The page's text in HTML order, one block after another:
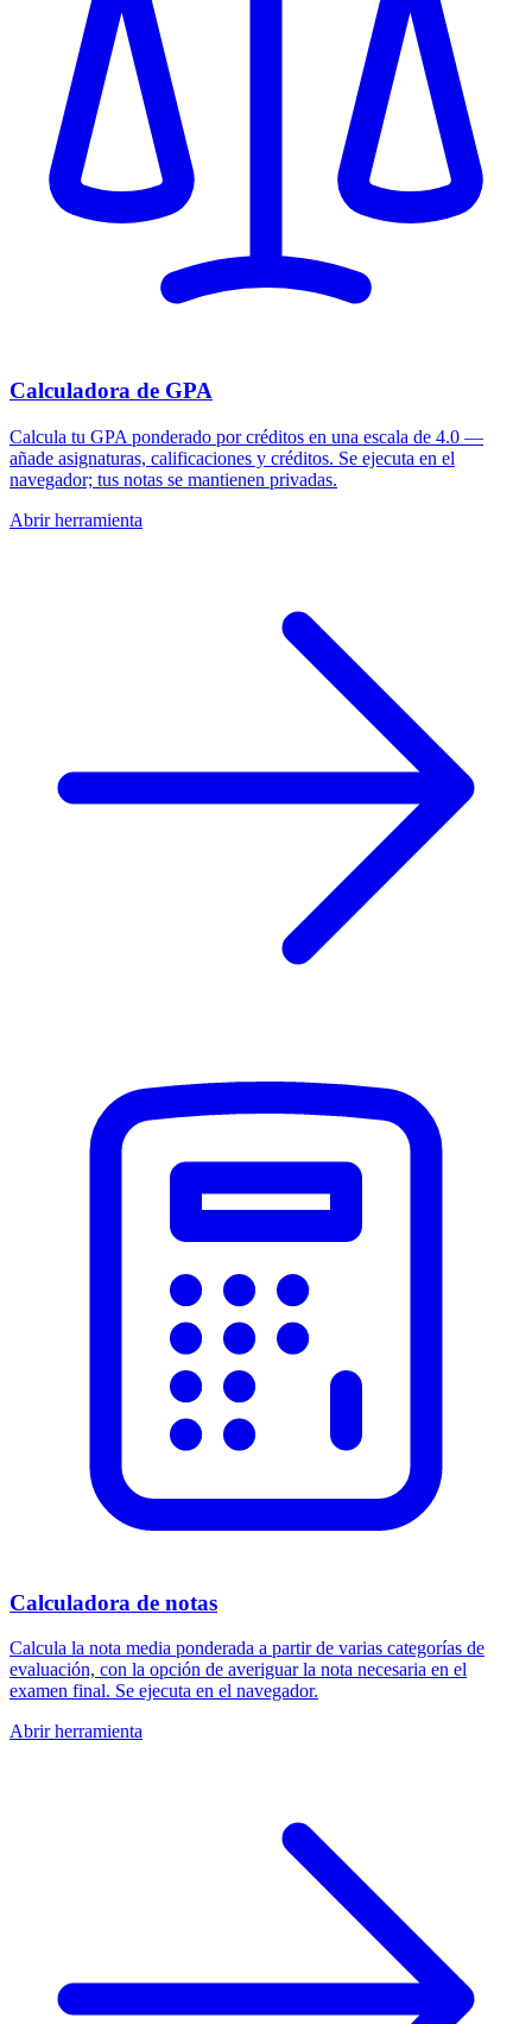
Calculadora de GPA
Calcula tu GPA ponderado por créditos en una escala de 4.0 —
añade asignaturas, calificaciones y créditos. Se ejecuta en el
navegador; tus notas se mantienen privadas.
Abrir herramienta
Calculadora de notas
Calcula la nota media ponderada a partir de varias categorías de
evaluación, con la opción de averiguar la nota necesaria en el
examen final. Se ejecuta en el navegador.
Abrir herramienta